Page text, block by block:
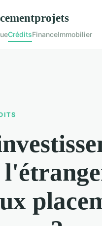
CréditsFinanceImmobilier